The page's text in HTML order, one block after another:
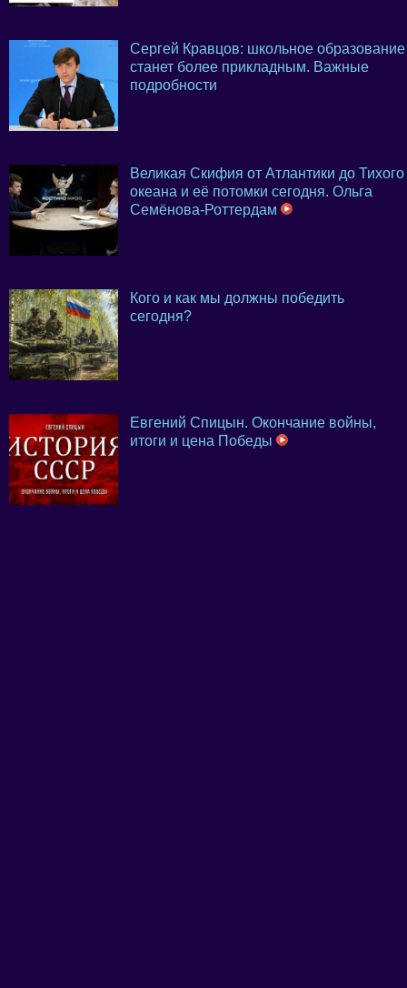
Сергей Кравцов: школьное образование
станет более прикладным. Важные
подробности
Великая Скифия от Атлантики до Тихого
океана и её потомки сегодня. Ольга
Семёнова-Роттердам
Кого и как мы должны победить
сегодня?
Евгений Спицын. Окончание войны,
итоги и цена Победы